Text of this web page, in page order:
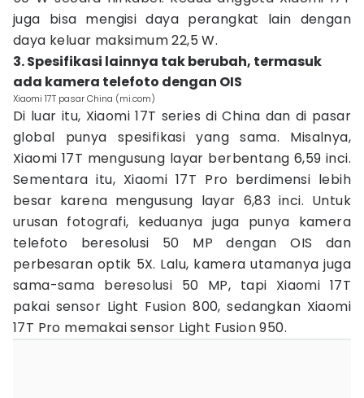
juga bisa mengisi daya perangkat lain dengan
daya keluar maksimum 22,5 W.
3. Spesifikasi lainnya tak berubah, termasuk
ada kamera telefoto dengan OIS
Xiaomi 17T pasar China (mi.com)
Di luar itu, Xiaomi 17T series di China dan di pasar
global punya spesifikasi yang sama. Misalnya,
Xiaomi 17T mengusung layar berbentang 6,59 inci.
Sementara itu, Xiaomi 17T Pro berdimensi lebih
besar karena mengusung layar 6,83 inci. Untuk
urusan fotografi, keduanya juga punya kamera
telefoto beresolusi 50 MP dengan OIS dan
perbesaran optik 5X. Lalu, kamera utamanya juga
sama-sama beresolusi 50 MP, tapi Xiaomi 17T
pakai sensor Light Fusion 800, sedangkan Xiaomi
17T Pro memakai sensor Light Fusion 950.